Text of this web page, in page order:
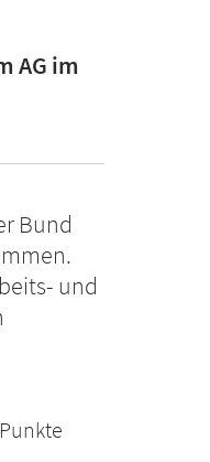
AG im
Bund
und